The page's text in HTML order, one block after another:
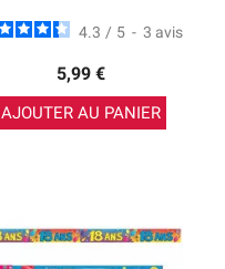
4.3 / 5 - 3 avis
5,99 €
AJOUTER AU PANIER